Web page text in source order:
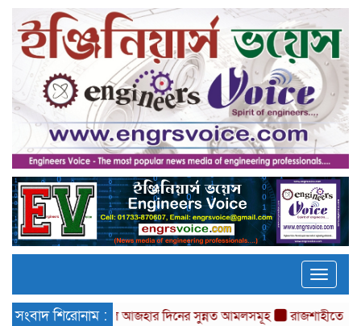
Toggle
সংবাদ শিরোনাম :
ঈদুল আজহার দিনের সুন্নত আমলসমূহ রাজশাহীতে চাকুরী মেলা